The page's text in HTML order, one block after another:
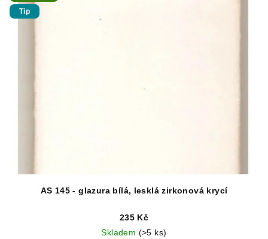
Tip
AS 145 - glazura bílá, lesklá zirkonová krycí
235 Kč
Skladem (>5 ks)